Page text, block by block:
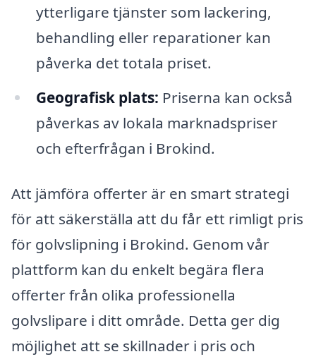
ytterligare tjänster som lackering,
behandling eller reparationer kan
påverka det totala priset.
Geografisk plats: Priserna kan också
påverkas av lokala marknadspriser
och efterfrågan i Brokind.
Att jämföra offerter är en smart strategi
för att säkerställa att du får ett rimligt pris
för golvslipning i Brokind. Genom vår
plattform kan du enkelt begära flera
offerter från olika professionella
golvslipare i ditt område. Detta ger dig
möjlighet att se skillnader i pris och